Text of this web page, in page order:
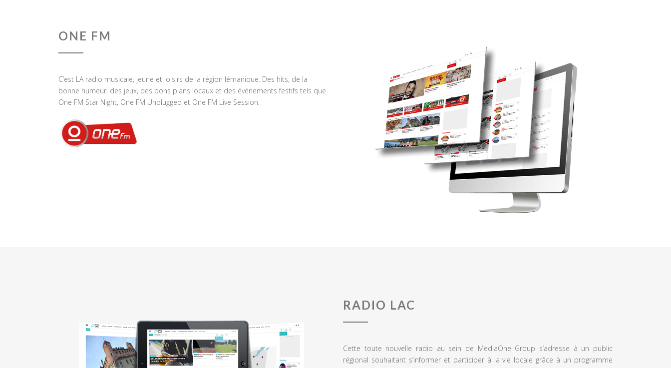
ONE FM
C’est LA radio musicale, jeune et loisirs de la région lémanique. Des hits, de la
bonne humeur, des jeux, des bons plans locaux et des événements festifs tels que
One FM Star Night, One FM Unplugged et One FM Live Session.
RADIO LAC
Cette toute nouvelle radio au sein de MediaOne Group s’adresse à un public
régional souhaitant s’informer et participer à la vie locale grâce à un programme